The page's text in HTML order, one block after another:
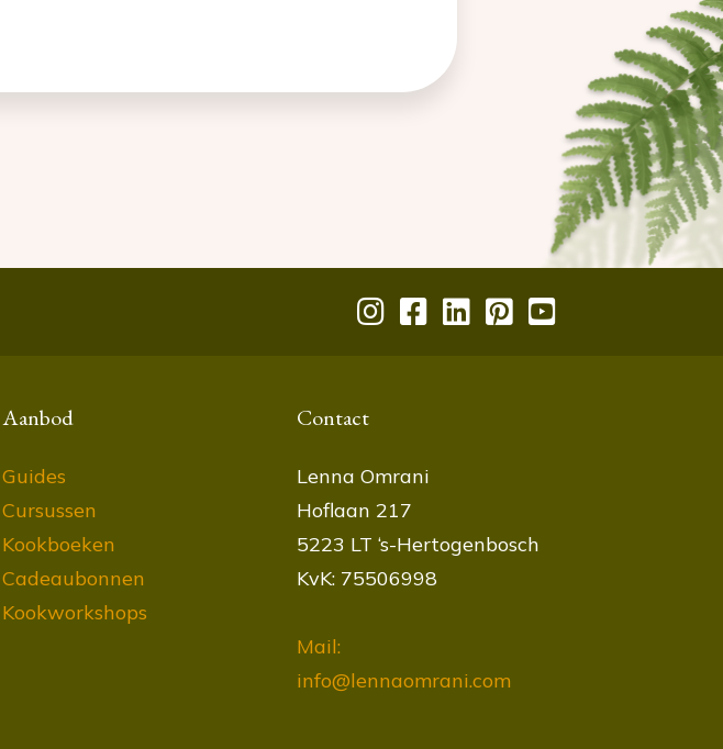
Aanbod
Guides
Cursussen
Kookboeken
Cadeaubonnen
Kookworkshops
Contact
Lenna Omrani
Hoflaan 217
5223 LT ‘s-Hertogenbosch
KvK: 75506998
Mail:
info@lennaomrani.com